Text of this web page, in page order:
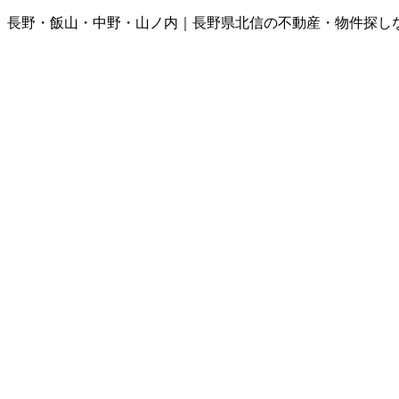
長野・飯山・中野・山ノ内｜長野県北信の不動産・物件探し